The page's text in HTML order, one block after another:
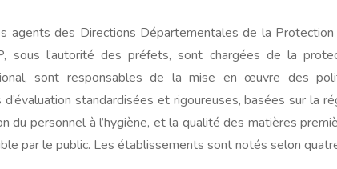
agents des Directions Départementales de la
sous l’autorité des préfets, sont chargées de la
sont responsables de la mise en œuvre des
standardisées et rigoureuses, basées sur la
du personnel à l’hygiène, et la qualité des matières
par le public. Les établissements sont notés selon